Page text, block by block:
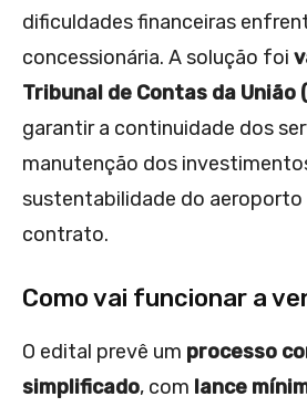
dificuldades financeiras
concessionária. A solução foi
Tribunal de Contas da União
garantir a continuidade dos
manutenção dos
sustentabilidade do aeroporto
contrato.
Como vai funcionar a
O edital prevê um processo
simplificado, com lance